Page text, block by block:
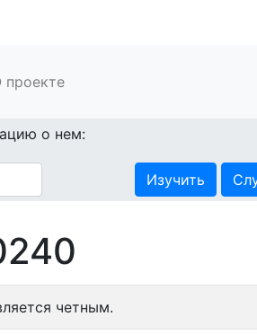
проекте
о нем:
Изучить
четным.